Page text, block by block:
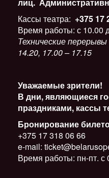
лиц.
Кассы театра: +375 17
Время работы: с 10.00
Технические
14.20, 17.00 – 17.15
Уважаемые зрители!
В дни, являющиеся
праздниками, кассы
Бронирование
+375 17 318 06 66
e-mail:
Время работы: пн-пт. с